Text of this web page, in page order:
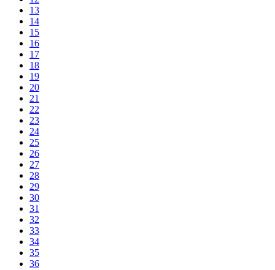
13
14
15
16
17
18
19
20
21
22
23
24
25
26
27
28
29
30
31
32
33
34
35
36